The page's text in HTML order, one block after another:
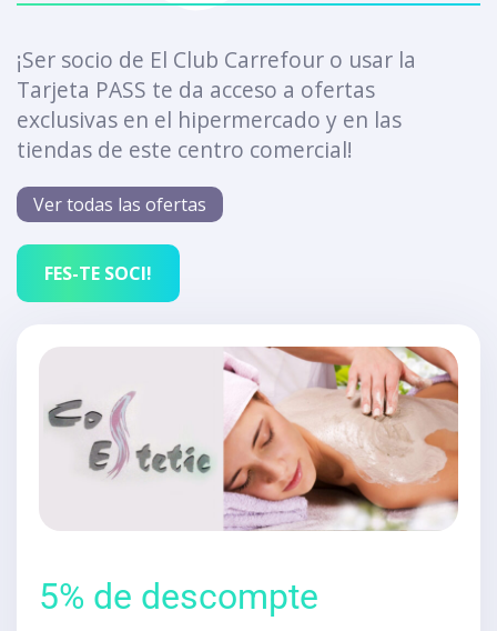
¡Ser socio de El Club Carrefour o usar la
Tarjeta PASS te da acceso a ofertas
exclusivas en el hipermercado y en las
tiendas de este centro comercial!
Ver todas las ofertas
FES-TE SOCI!
5% de descompte